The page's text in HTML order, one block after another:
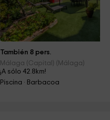
También 8 pers.
Málaga (Capital) (Málaga)
¡A sólo 42.8km!
Piscina · Barbacoa